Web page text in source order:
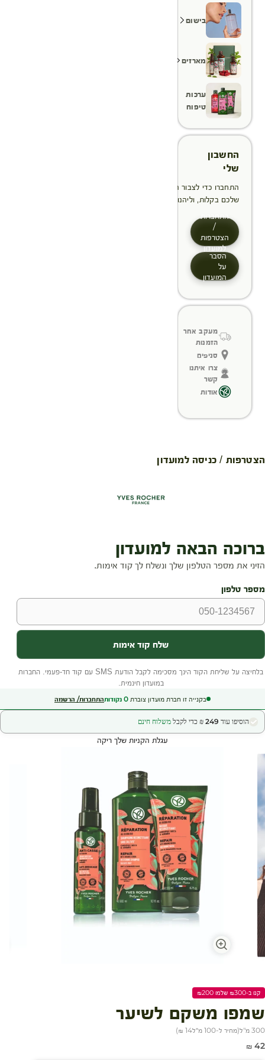
בישום
מארזים
ערכות
טיפוח
החשבון
שלי
התחברו כדי לצבור הטבות, לנהל ולעקוב אחר ההזמנות
שלכם בקלות, וליהנות מתהליך תשלום מהיר יותר
התחברות
/
הצטרפות
למועדון
הסבר
על
המועדון
מעקב אחר
הזמנות
סניפים
צרו איתנו
קשר
אודות
הצטרפות / כניסה למועדון
בקנייה זו חברת מועדון צוברת 0 נקודותהתחברות/ הרשמה
הוסיפו עוד 249 ₪ כדי לקבל משלוח חינם
עגלת הקניות שלך ריקה
קנו ב-₪300 שלמו ₪200
שמפו משקם לשיער
300 מ"ל (מחיר ל-100 מ״ל 14 ₪
)
מחיר מבצע
42 ₪